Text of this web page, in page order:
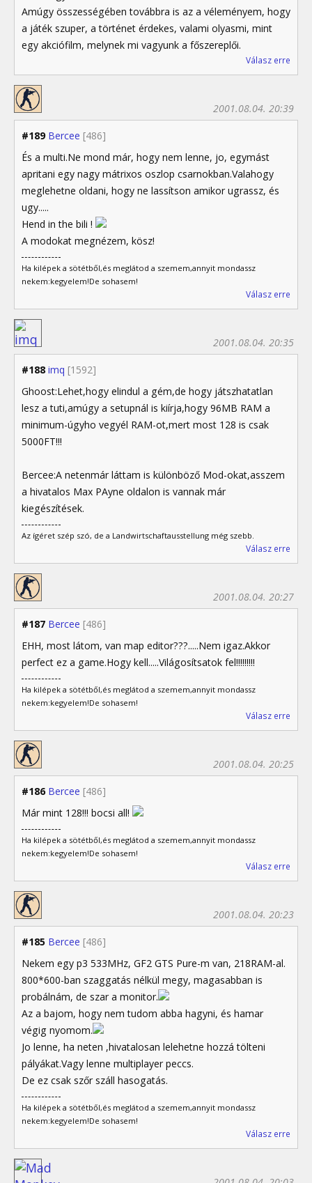
Amúgy összességében továbbra is az a véleményem, hogy
a játék szuper, a történet érdekes, valami olyasmi, mint
egy akciófilm, melynek mi vagyunk a főszereplői.
Válasz erre
#189 Bercee [486]
2001.08.04. 20:39
És a multi.Ne mond már, hogy nem lenne, jo, egymást
apritani egy nagy mátrixos oszlop csarnokban.Valahogy
meglehetne oldani, hogy ne lassítson amikor ugrassz, és
ugy.....
Hend in the bili !
A modokat megnézem, kösz!
Ha kilépek a sötétből,és meglátod a szemem,annyit mondassz
nekem:kegyelem!De sohasem!
Válasz erre
#188 imq [1592]
2001.08.04. 20:35
Ghoost:Lehet,hogy elindul a gém,de hogy játszhatatlan
lesz a tuti,amúgy a setupnál is kiírja,hogy 96MB RAM a
minimum-úgyho vegyél RAM-ot,mert most 128 is csak
5000FT!!!
Bercee:A netenmár láttam is különböző Mod-okat,asszem
a hivatalos Max PAyne oldalon is vannak már
kiegészítések.
Az ígéret szép szó, de a Landwirtschaftausstellung még szebb.
Válasz erre
#187 Bercee [486]
2001.08.04. 20:27
EHH, most látom, van map editor???.....Nem igaz.Akkor
perfect ez a game.Hogy kell.....Világosítsatok fel!!!!!!!!!
Ha kilépek a sötétből,és meglátod a szemem,annyit mondassz
nekem:kegyelem!De sohasem!
Válasz erre
#186 Bercee [486]
2001.08.04. 20:25
Már mint 128!!! bocsi all!
Ha kilépek a sötétből,és meglátod a szemem,annyit mondassz
nekem:kegyelem!De sohasem!
Válasz erre
#185 Bercee [486]
2001.08.04. 20:23
Nekem egy p3 533MHz, GF2 GTS Pure-m van, 218RAM-al.
800*600-ban szaggatás nélkül megy, magasabban is
probálnám, de szar a monitor.
Az a bajom, hogy nem tudom abba hagyni, és hamar
végig nyomom.
Jo lenne, ha neten ,hivatalosan lelehetne hozzá tölteni
pályákat.Vagy lenne multiplayer peccs.
De ez csak szőr száll hasogatás.
Ha kilépek a sötétből,és meglátod a szemem,annyit mondassz
nekem:kegyelem!De sohasem!
Válasz erre